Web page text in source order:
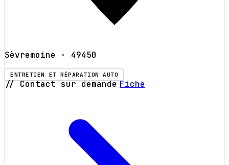
Sèvremoine · 49450
ENTRETIEN ET RÉPARATION AUTO
// Contact sur demande Fiche